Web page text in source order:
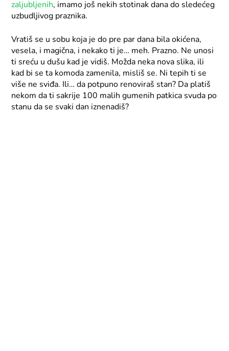
zaljubljenih, imamo još nekih stotinak dana do sledećeg
uzbudljivog praznika.
Vratiš se u sobu koja je do pre par dana bila okićena,
vesela, i magična, i nekako ti je… meh. Prazno. Ne unosi
ti sreću u dušu kad je vidiš. Možda neka nova slika, ili
kad bi se ta komoda zamenila, misliš se. Ni tepih ti se
više ne sviđa. Ili… da potpuno renoviraš stan? Da platiš
nekom da ti sakrije 100 malih gumenih patkica svuda po
stanu da se svaki dan iznenadiš?